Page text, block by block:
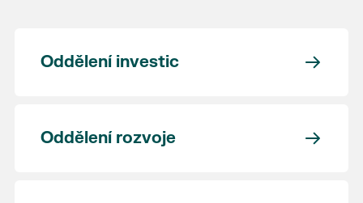
Oddělení investic
Oddělení rozvoje